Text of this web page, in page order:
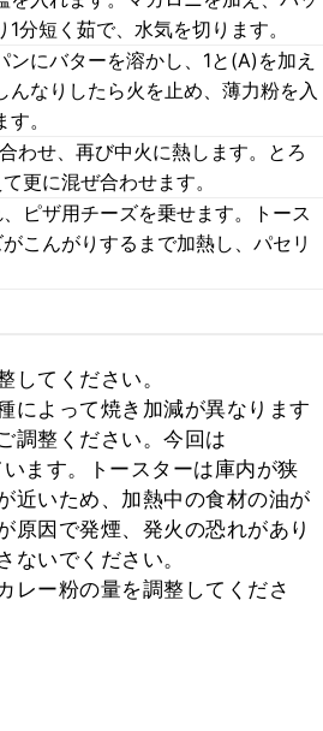
分短く茹で、水気を切ります。
ンにバターを溶かし、1と(A)を加え
んなりしたら火を止め、薄力粉を入
。
わせ、再び中火に熱します。とろ
更に混ぜ合わせます。
ピザ用チーズを乗せます。トース
こんがりするまで加熱し、パセリ
してください。
によって焼き加減が異なります
調整ください。今回は
ます。トースターは庫内が狭
近いため、加熱中の食材の油が
原因で発煙、発火の恐れがあり
ないでください。
レー粉の量を調整してくださ